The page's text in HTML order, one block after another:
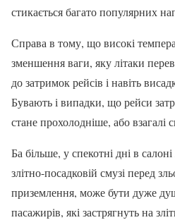
стикається багато популярних
Справа в тому, що високі
зменшення ваги, яку літаки
до затримок рейсів і навіть
Бувають і випадки, що рейси
стане прохолодніше, або взагалі
Ба більше, у спекотні дні в
злітно-посадковій смузі перед
приземлення, може бути дуже
пасажирів, які застрягнуть на